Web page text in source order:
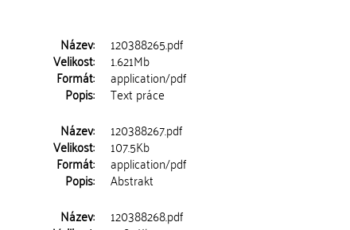
Název: 120388265.pdf
Velikost: 1.621Mb
Formát: application/pdf
Popis: Text práce
Název: 120388267.pdf
Velikost: 107.5Kb
Formát: application/pdf
Popis: Abstrakt
Název: 120388268.pdf